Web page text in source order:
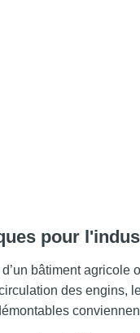
pour
bâtiment
des engins,